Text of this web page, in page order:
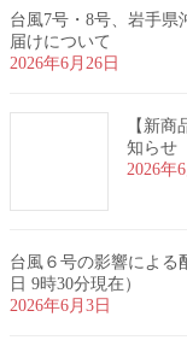
台風7号・8号、岩手県
届けについて
2026年6月26日
【新
知らせ
2026年
台風６号の影響による
日 9時30分現在）
2026年6月3日